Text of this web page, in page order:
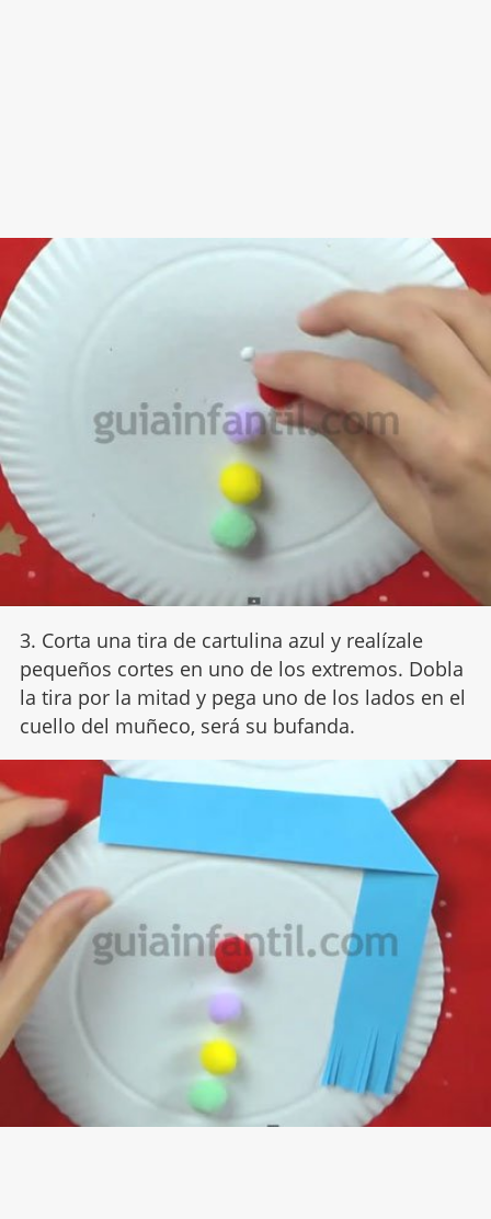
3. Corta una tira de cartulina azul y realízale
pequeños cortes en uno de los extremos. Dobla
la tira por la mitad y pega uno de los lados en el
cuello del muñeco, será su bufanda.